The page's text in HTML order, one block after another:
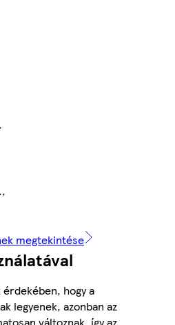
megtekintése
hogy a
legyenek, azonban az